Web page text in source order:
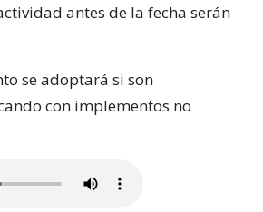
antes de la fecha serán
se adoptará si son
con implementos no